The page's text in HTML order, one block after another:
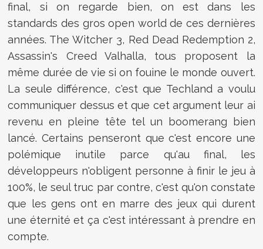
final, si on regarde bien, on est dans les
standards des gros open world de ces dernières
années. The Witcher 3, Red Dead Redemption 2,
Assassin's Creed Valhalla, tous proposent la
même durée de vie si on fouine le monde ouvert.
La seule différence, c'est que Techland a voulu
communiquer dessus et que cet argument leur ai
revenu en pleine tête tel un boomerang bien
lancé. Certains penseront que c'est encore une
polémique inutile parce qu'au final, les
développeurs n'obligent personne à finir le jeu à
100%, le seul truc par contre, c'est qu'on constate
que les gens ont en marre des jeux qui durent
une éternité et ça c'est intéressant à prendre en
compte.